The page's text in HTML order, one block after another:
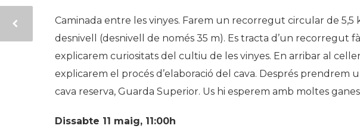
Caminada entre les vinyes. Farem un recorregut circular de
desnivell (desnivell de només 35 m). Es tracta d’un recorregut
explicarem curiositats del cultiu de les vinyes. En arribar al
explicarem el procés d’elaboració del cava. Després prendrem
cava reserva, Guarda Superior. Us hi esperem amb moltes
Dissabte 11 maig, 11:00h